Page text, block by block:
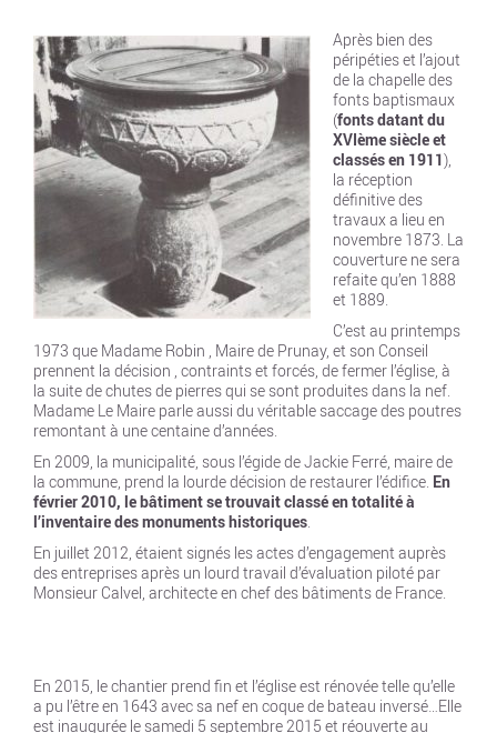
Après bien des
péripéties et l’ajout
de la chapelle des
fonts baptismaux
(fonts datant du
XVIème siècle et
classés en 1911),
la réception
définitive des
travaux a lieu en
novembre 1873. La
couverture ne sera
refaite qu’en 1888
et 1889.
C’est au printemps
1973 que Madame Robin , Maire de Prunay, et son Conseil
prennent la décision , contraints et forcés, de fermer l’église, à
la suite de chutes de pierres qui se sont produites dans la nef.
Madame Le Maire parle aussi du véritable saccage des poutres
remontant à une centaine d’années.
En 2009, la municipalité, sous l’égide de Jackie Ferré, maire de
la commune, prend la lourde décision de restaurer l’édifice. En
février 2010, le bâtiment se trouvait classé en totalité à
l’inventaire des monuments historiques.
En juillet 2012, étaient signés les actes d’engagement auprès
des entreprises après un lourd travail d’évaluation piloté par
Monsieur Calvel, architecte en chef des bâtiments de France.
En 2015, le chantier prend fin et l’église est rénovée telle qu’elle
a pu l’être en 1643 avec sa nef en coque de bateau inversé…Elle
est inaugurée le samedi 5 septembre 2015 et réouverte au